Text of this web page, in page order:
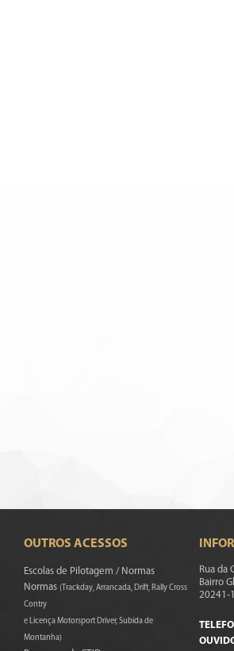
OUTROS ACESSOS
Escolas de Pilotagem / Normas
Normas(Trackday, Arrancada, Drift, Rally Cross
Contry
e Licença Motorsport Driver, Subida de
Montanha)
Rua da
Bairro
20241-